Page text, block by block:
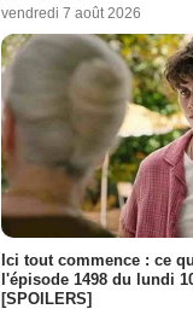
vendredi 7 août 2026
Ici tout commence : ce
l'épisode 1498 du lundi
[SPOILERS]